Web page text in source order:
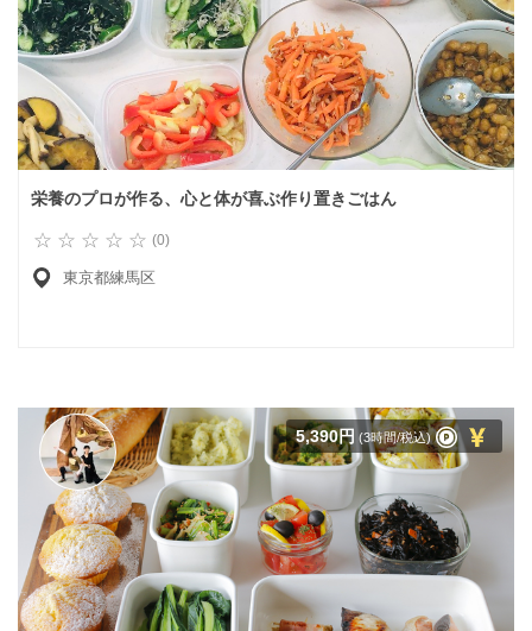
栄養のプロが作る、心と体が喜ぶ作り置きごはん
(0)
東京都練馬区
5,390円 (3時間/税込)